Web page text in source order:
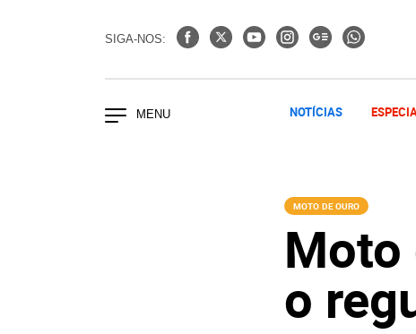
SIGA-NOS:
NOTÍCIAS
MOTO DE OURO
Moto
o